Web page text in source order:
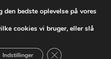
fra 55 kr.
forsendelse
bedste oplevelse på vores
cookies vi bruger, eller slå
Indstillinger Close GDPR